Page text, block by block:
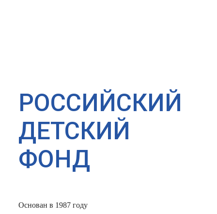
РОССИЙСКИЙ
ДЕТСКИЙ
ФОНД
Основан в 1987 году